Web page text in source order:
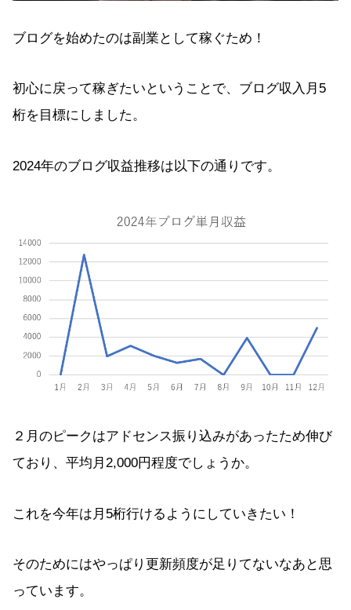
ブログを始めたのは副業として稼ぐため！
初心に戻って稼ぎたいということで、ブログ収入月5
桁を目標にしました。
2024年のブログ収益推移は以下の通りです。
２月のピークはアドセンス振り込みがあったため伸び
ており、平均月2,000円程度でしょうか。
これを今年は月5桁行けるようにしていきたい！
そのためにはやっぱり更新頻度が足りてないなあと思
っています。